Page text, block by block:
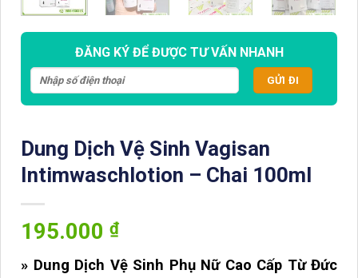
ĐĂNG KÝ ĐỂ ĐƯỢC TƯ VẤN NHANH
Dung Dịch Vệ Sinh Vagisan
Intimwaschlotion – Chai 100ml
195.000 ₫
» Dung Dịch Vệ Sinh Phụ Nữ Cao Cấp Từ Đức